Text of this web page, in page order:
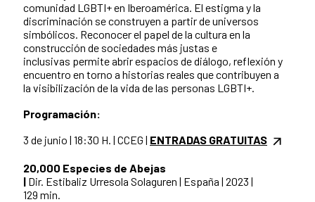
comunidad LGBTI+ en Iberoamérica. El estigma y la
discriminación se construyen a partir de universos
simbólicos. Reconocer el papel de la cultura en la
construcción de sociedades más justas e
inclusivas permite abrir espacios de diálogo, reflexión y
encuentro en torno a historias reales que contribuyen a
la visibilización de la vida de las personas LGBTI+.
Programación:
3 de junio | 18:30 H. | CCEG | ENTRADAS GRATUITAS
20,000 Especies de Abejas
| Dir. Estibaliz Urresola Solaguren | España | 2023 |
129 min.